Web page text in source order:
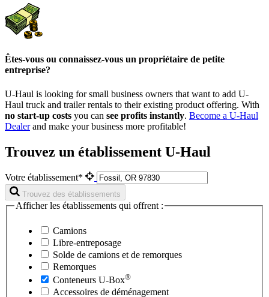
Êtes-vous ou connaissez-vous un propriétaire de petite
entreprise?
U-Haul is looking for small business owners that want to add U-
Haul truck and trailer rentals to their existing product offering. With
no start-up costs you can see profits instantly. Become a U-Haul
Dealerand make your business more profitable!
Trouvez un établissement U-Haul
Votre établissement*
Trouvez des établissements
Afficher les établissements qui offrent :
Camions
Libre-entreposage
Solde de camions et de remorques
Remorques
Conteneurs U-Box®
Accessoires de déménagement